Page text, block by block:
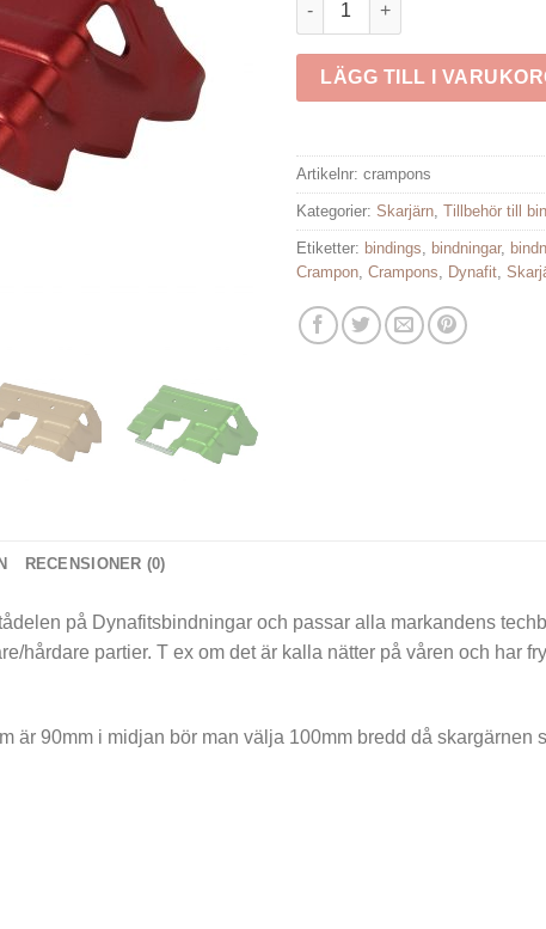
LÄGG TILL I
Artikelnr: crampons
Kategorier: Skarjärn Tillbehör till
Etiketter: bindings bindningar,
Crampon Crampons Dynafit
RECENSIONER (0)
på Dynafitsbindningar och passar alla markandens
hårdare partier. T ex om det är kalla nätter på våren och har
är 90mm i midjan bör man välja 100mm bredd då skargärnen